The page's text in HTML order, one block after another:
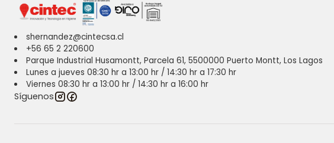
shernandez@cintecsa.cl
+56 65 2 220600
Parque Industrial Husamontt, Parcela 61, 5500000 Puerto Montt, Los Lagos
Lunes a jueves 08:30 hr a 13:00 hr / 14:30 hr a 17:30 hr
Viernes 08:30 hr a 13:00 hr / 14:30 hr a 16:00 hr
Síguenos